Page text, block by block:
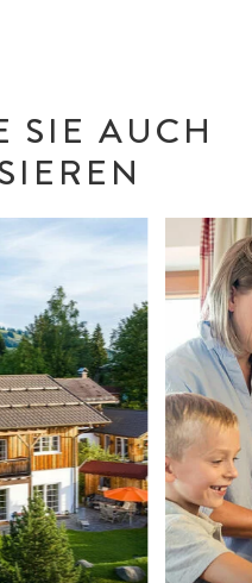
SIE AUCH